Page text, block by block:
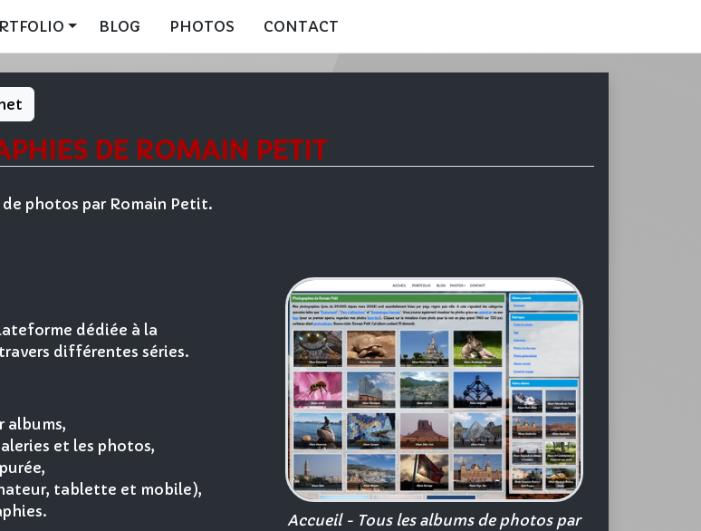
BLOG PHOTOS CONTACT
DE ROMAIN PETIT
photos par Romain Petit.
dédiée à la
différentes séries.
albums,
et les photos,
tablette et mobile),
Accueil - Tous les albums de photos par